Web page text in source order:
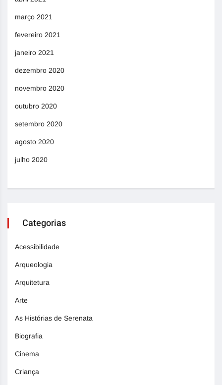
março 2021
fevereiro 2021
janeiro 2021
dezembro 2020
novembro 2020
outubro 2020
setembro 2020
agosto 2020
julho 2020
Categorias
Acessibilidade
Arqueologia
Arquitetura
Arte
As Histórias de Serenata
Biografia
Cinema
Criança